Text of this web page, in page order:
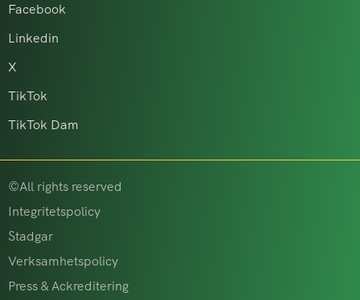
Facebook
Linkedin
X
TikTok
TikTok Dam
©All rights reserved
Integritetspolicy
Stadgar
Verksamhetspolicy
Press & Ackreditering